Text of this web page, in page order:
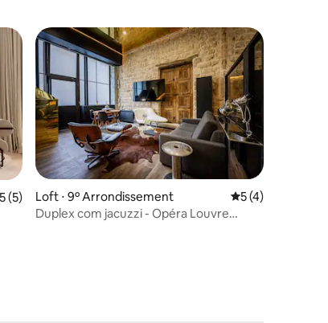
uma avaliação média de 5, 5 avaliações
5 (5)
Loft ⋅ 9º Arrondissement 5 de uma
5 (4)
Duplex com jacuzzi - Opéra Louvre